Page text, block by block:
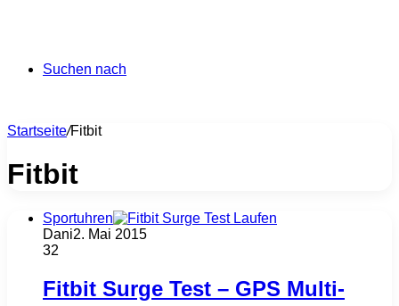
Suchen nach
Startseite/Fitbit
Fitbit
Sportuhren
Dani2. Mai 2015
32
Fitbit Surge Test – GPS Multi-